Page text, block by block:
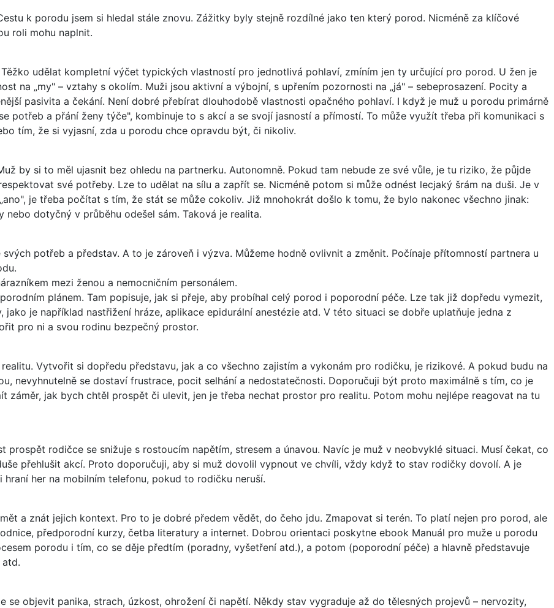
k porodu jsem si hledal stále znovu. Zážitky byly stejně rozdílné jako ten který porod. Nicméně za klíčové
roli mohu naplnit.
udělat kompletní výčet typických vlastností pro jednotlivá pohlaví, zmíním jen ty určující pro porod. U žen je
na „my" – vztahy s okolím. Muži jsou aktivní a výbojní, s upřením pozornosti na „já" – sebeprosazení. Pocity a
pasivita a čekání. Není dobré přebírat dlouhodobě vlastnosti opačného pohlaví. I když je muž u porodu primárně
potřeb a přání ženy týče", kombinuje to s akcí a se svojí jasností a přímostí. To může využít třeba při komunikaci s
tím, že si vyjasní, zda u porodu chce opravdu být, či nikoliv.
by si to měl ujasnit bez ohledu na partnerku. Autonomně. Pokud tam nebude ze své vůle, je tu riziko, že půjde
své potřeby. Lze to udělat na sílu a zapřít se. Nicméně potom si může odnést lecjaký šrám na duši. Je v
je třeba počítat s tím, že stát se může cokoliv. Již mnohokrát došlo k tomu, že bylo nakonec všechno jinak:
dotyčný v průběhu odešel sám. Taková je realita.
potřeb a představ. A to je zároveň i výzva. Můžeme hodně ovlivnit a změnit. Počínaje přítomností partnera u
mezi ženou a nemocničním personálem.
plánem. Tam popisuje, jak si přeje, aby probíhal celý porod i poporodní péče. Lze tak již dopředu vymezit,
je například nastřižení hráze, aplikace epidurální anestézie atd. V této situaci se dobře uplatňuje jedna z
pro ni a svou rodinu bezpečný prostor.
Vytvořit si dopředu představu, jak a co všechno zajistím a vykonám pro rodičku, je rizikové. A pokud budu na
nevyhnutelně se dostaví frustrace, pocit selhání a nedostatečnosti. Doporučuji být proto maximálně s tím, co je
jak bych chtěl prospět či ulevit, jen je třeba nechat prostor pro realitu. Potom mohu nejlépe reagovat na tu
rodičce se snižuje s rostoucím napětím, stresem a únavou. Navíc je muž v neobvyklé situaci. Musí čekat, co
přehlušit akcí. Proto doporučuji, aby si muž dovolil vypnout ve chvíli, vždy když to stav rodičky dovolí. A je
her na mobilním telefonu, pokud to rodičku neruší.
a znát jejich kontext. Pro to je dobré předem vědět, do čeho jdu. Zmapovat si terén. To platí nejen pro porod, ale
předporodní kurzy, četba literatury a internet. Dobrou orientaci poskytne ebook Manuál pro muže u porodu
porodu i tím, co se děje předtím (poradny, vyšetření atd.), a potom (poporodní péče) a hlavně představuje
se objevit panika, strach, úzkost, ohrožení či napětí. Někdy stav vygraduje až do tělesných projevů – nervozity,